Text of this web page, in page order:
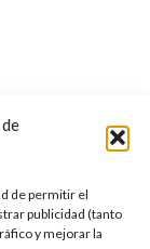
de permitir el
publicidad (tanto
y mejorar la